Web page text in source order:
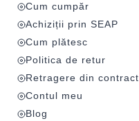
Cum cumpăr
Achiziții prin SEAP
Cum plătesc
Politica de retur
Retragere din contract
Contul meu
Blog